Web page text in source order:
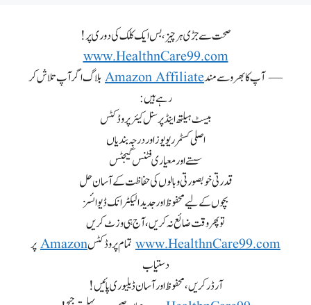
صحت سے جڑی ہر چیز، بس ایک کلک کی دوری پر!
www.HealthnCare99.com
— آپ کا بھروسے مندAmazon Affiliateبلاگ اگر آپ تلاش کر
رہے ہیں:
بیسٹ ہیلتھ اینڈ پرسنل کیئر پروڈکٹس
اصلی کسٹمر ریویوز اور درجہ بندیاں
سستے اور معیاری فٹنس گیجٹس
قدرتی خوبصورتی و بالوں کی حفاظت کے آسان حل
بچوں کے لیے محفوظ اور جدید الیکٹرانک ڈیوائسز
تو پھر وقت ضائع نہ کریں، آج ہی وزٹ کریں
www.HealthnCare99.com تمام پروڈکٹسAmazonپر
دستیاب
آرڈر کریں، محفوظ اور آسان ڈیلیوری پائیں!